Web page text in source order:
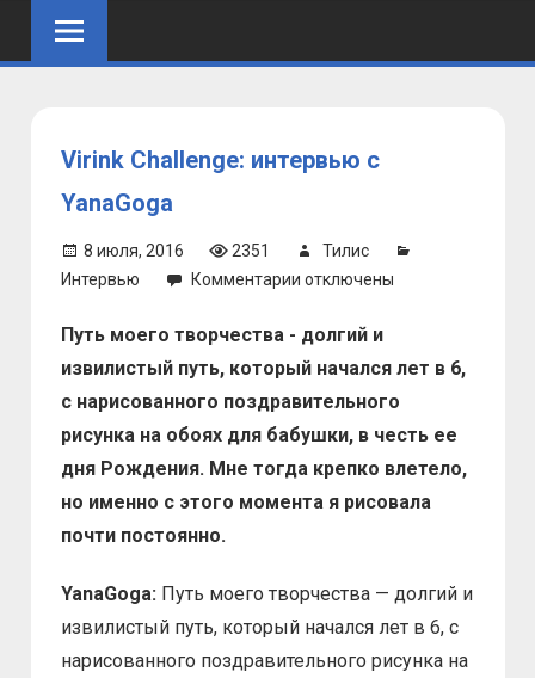
Virink Challenge: интервью с
YanaGoga
8 июля, 2016 2351
Тилис
Интервью
Комментарии к
Virink
Challenge:
YanaGoga
отключены
Путь моего творчества - долгий и
извилистый путь, который начался лет в 6,
с нарисованного поздравительного
рисунка на обоях для бабушки, в честь ее
дня Рождения. Мне тогда крепко влетело,
но именно с этого момента я рисовала
почти постоянно.
YanaGoga: Путь моего творчества — долгий и
извилистый путь, который начался лет в 6, с
нарисованного поздравительного рисунка на